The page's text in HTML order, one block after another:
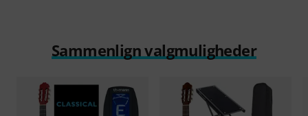
Sammenlign valgmuligheder